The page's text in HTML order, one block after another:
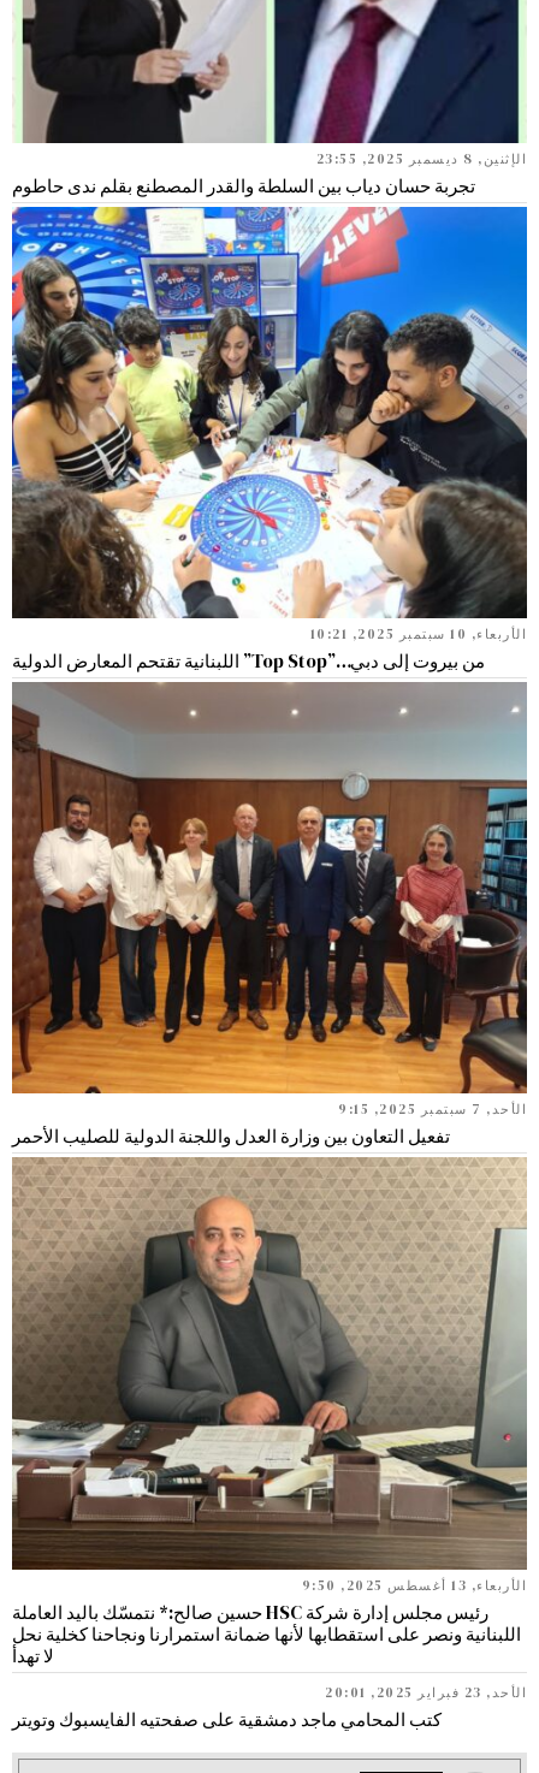
الإثنين, 8 ديسمبر 2025, 23:55
تجربة حسان دياب بين السلطة والقدر المصطنع بقلم ندى حاطوم
الأربعاء, 10 سبتمبر 2025, 10:21
من بيروت إلى دبي…”Top Stop” اللبنانية تقتحم المعارض الدولية
الأحد, 7 سبتمبر 2025, 9:15
تفعيل التعاون بين وزارة العدل واللجنة الدولية للصليب الأحمر
الأربعاء, 13 أغسطس 2025, 9:50
رئيس مجلس إدارة شركة HSC حسين صالح:* نتمسّك باليد العاملة
اللبنانية ونصر على استقطابها لأنها ضمانة استمرارنا ونجاحنا كخلية نحل
لا تهدأ
الأحد, 23 فبراير 2025, 20:01
كتب المحامي ماجد دمشقية على صفحتيه الفايسبوك وتويتر